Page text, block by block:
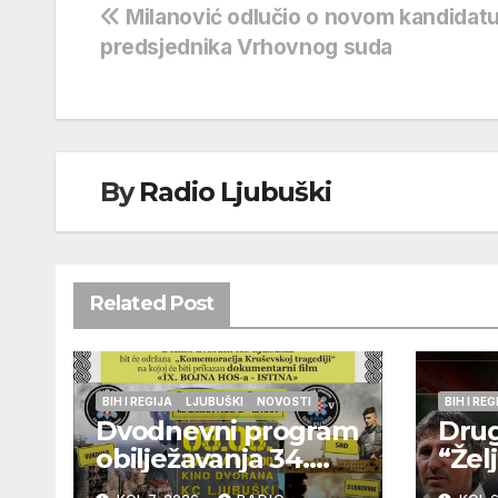
Navigacija
objava
Milanović odlučio o novom
predsjednika Vrhovnog suda
ByRadio Ljubuški
Related Post
BIH I REGIJA LJUBUŠKI NOVOSTI
Dvodnevni program
obilježavanja 34.
godišnjice pogibije
BIH I